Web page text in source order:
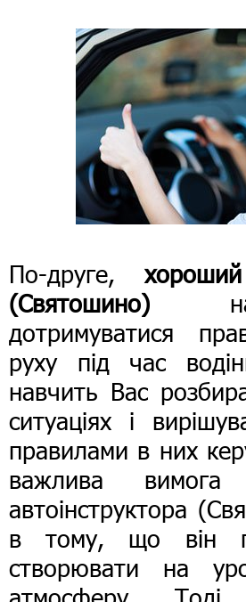
По-друге,
(Святошино)
дотримуватися
руху під час
навчить Вас
ситуаціях і
правилами в них
важлива
автоінструктора
в тому, що він
створювати на